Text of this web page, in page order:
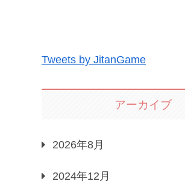
Tweets by JitanGame
アーカイブ
2026年8月
2024年12月